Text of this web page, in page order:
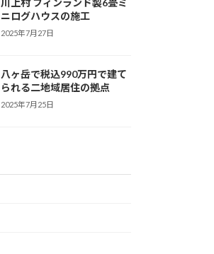
ニログハウスの施工
2025年7月27日
八ヶ岳で税込990万円で建て
られる二地域居住の拠点
2025年7月25日